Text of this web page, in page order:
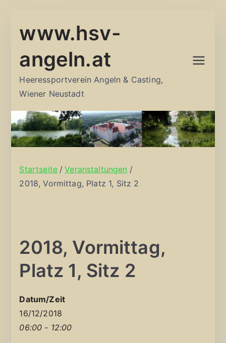
Inhalt
www.hsv-
angeln.at
Heeressportverein Angeln & Casting,
Wiener Neustadt
Startseite
Veranstaltungen
2018, Vormittag, Platz 1, Sitz 2
2018, Vormittag,
Platz 1, Sitz 2
Datum/Zeit
16/12/2018
06:00 - 12:00